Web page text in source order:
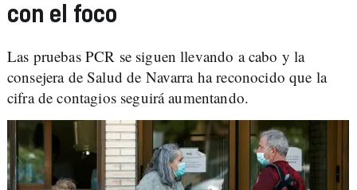
con el foco
Las pruebas PCR se siguen llevando a cabo y la
consejera de Salud de Navarra ha reconocido que la
cifra de contagios seguirá aumentando.